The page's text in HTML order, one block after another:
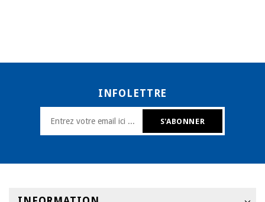
INFOLETTRE